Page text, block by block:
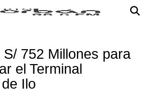
752 Millones para
el Terminal
Ilo